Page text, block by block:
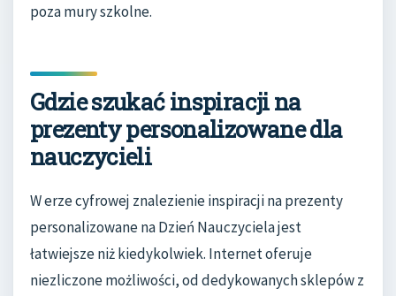
poza mury szkolne.
Gdzie szukać inspiracji na
prezenty personalizowane dla
nauczycieli
W erze cyfrowej znalezienie inspiracji na prezenty
personalizowane na Dzień Nauczyciela jest
łatwiejsze niż kiedykolwiek. Internet oferuje
niezliczone możliwości, od dedykowanych sklepów z